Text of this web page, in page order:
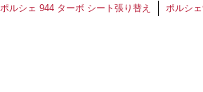
ポルシェ 944 ターボ シート張り替え ポルシ